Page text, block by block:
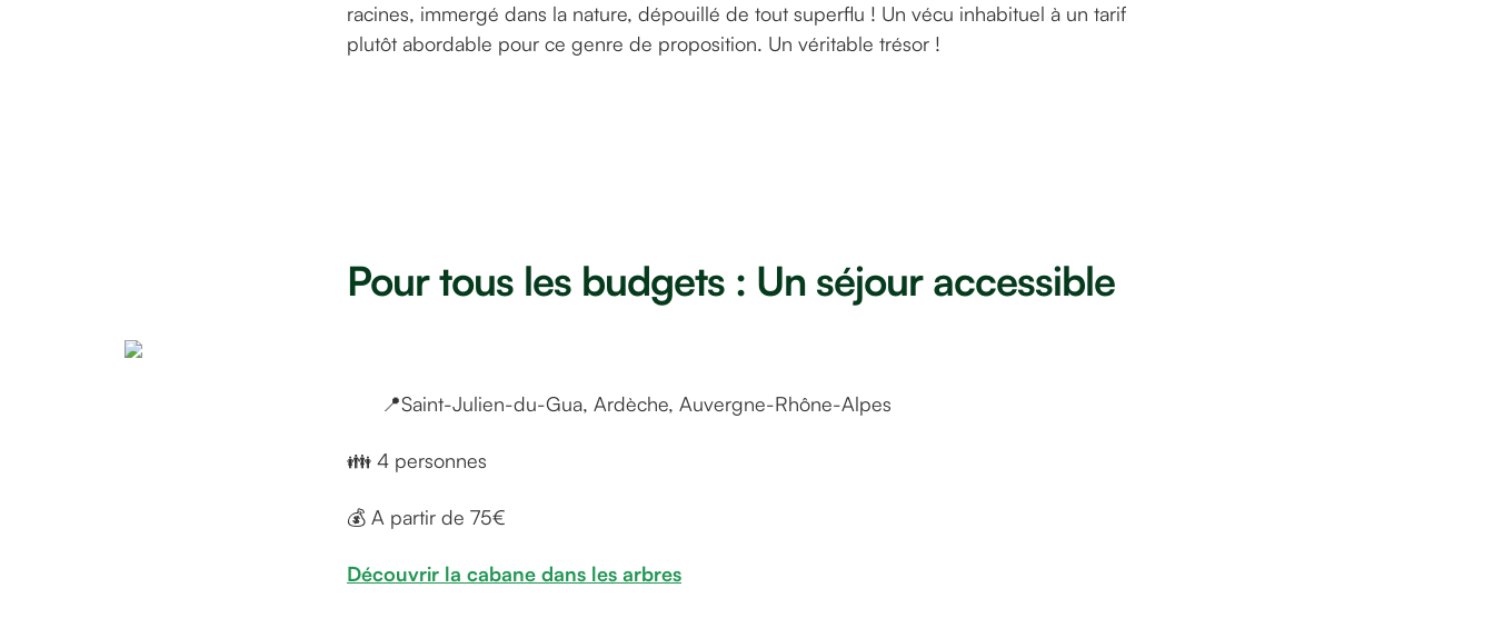
racines, immergé dans la nature, dépouillé de tout superflu ! Un vécu inhabituel à un tarif
plutôt abordable pour ce genre de proposition. Un véritable trésor !
Pour tous les budgets : Un séjour accessible
📍Saint-Julien-du-Gua, Ardèche, Auvergne-Rhône-Alpes
👪 4 personnes
💰 A partir de 75€
Découvrir la cabane dans les arbres